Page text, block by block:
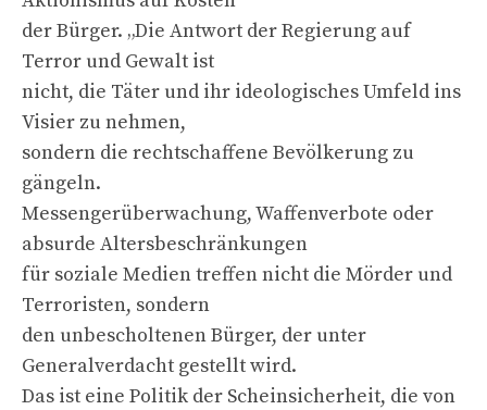
der Bürger. „Die Antwort der Regierung auf
Terror und Gewalt ist
nicht, die Täter und ihr ideologisches Umfeld ins
Visier zu nehmen,
sondern die rechtschaffene Bevölkerung zu
gängeln.
Messengerüberwachung, Waffenverbote oder
absurde Altersbeschränkungen
für soziale Medien treffen nicht die Mörder und
Terroristen, sondern
den unbescholtenen Bürger, der unter
Generalverdacht gestellt wird.
Das ist eine Politik der Scheinsicherheit, die von